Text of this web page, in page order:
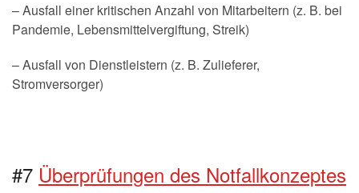
– Ausfall einer kritischen Anzahl von Mitarbeitern (z. B. bei
Pandemie, Lebensmittelvergiftung, Streik)
– Ausfall von Dienstleistern (z. B. Zulieferer,
Stromversorger)
#7 Überprüfungen des Notfallkonzeptes